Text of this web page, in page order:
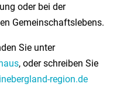
oder bei der
Gemeinschaftslebens.
Sie unter
, oder schreiben Sie
region.de